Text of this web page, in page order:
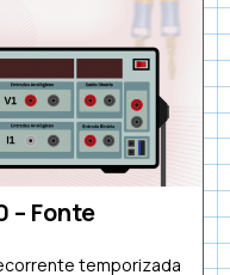
– Fonte
temporizada